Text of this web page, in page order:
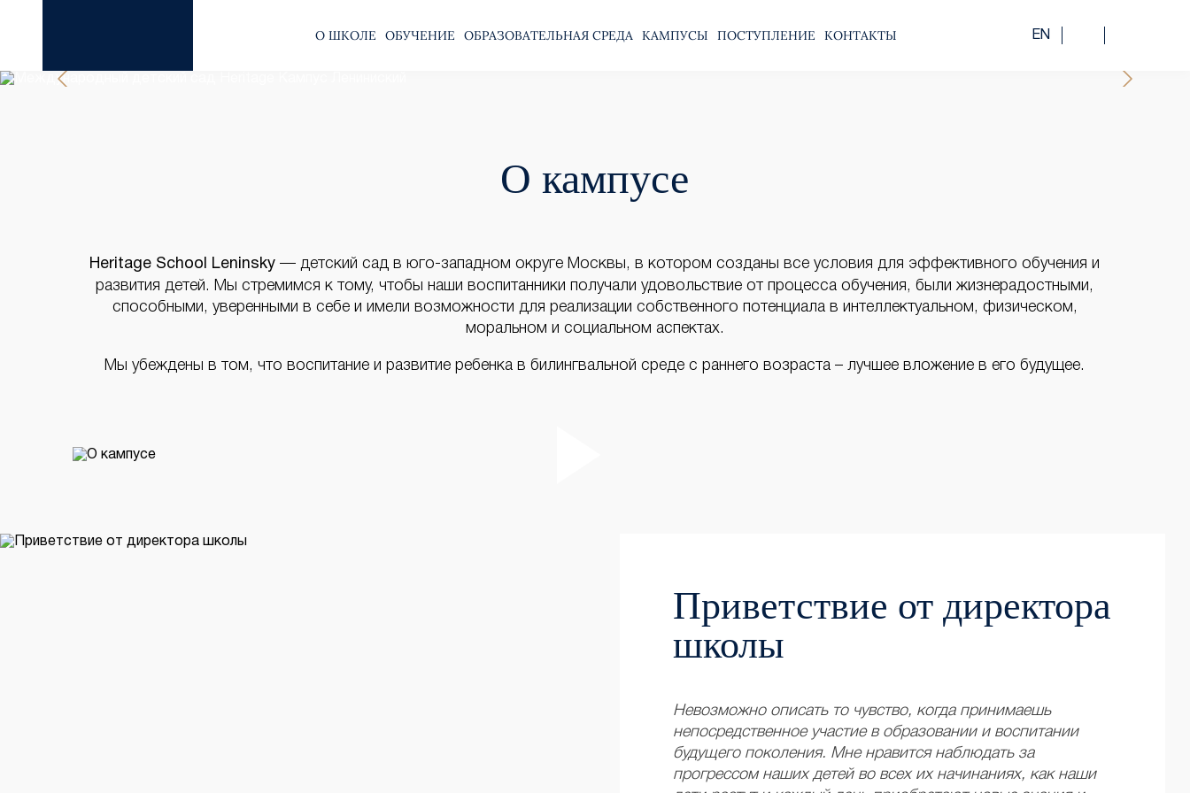
О ШКОЛЕ ОБУЧЕНИЕ ОБРАЗОВАТЕЛЬНАЯ СРЕДА КАМПУСЫ ПОСТУПЛЕНИЕ КОНТАКТЫ EN
О кампусе
Heritage School Leninsky— детский сад в юго-западном округе Москвы, в котором созданы все условия для эффективного обучения и
развития детей. Мы стремимся к тому, чтобы наши воспитанники получали удовольствие от процесса обучения, были жизнерадостными,
способными, уверенными в себе и имели возможности для реализации собственного потенциала в интеллектуальном, физическом,
моральном и социальном аспектах.
Мы убеждены в том, что воспитание и развитие ребенка в билингвальной среде с раннего возраста – лучшее вложение в его будущее.
Приветствие от директора
школы
Невозможно описать то чувство, когда принимаешь
непосредственное участие в образовании и воспитании
будущего поколения. Мне нравится наблюдать за
прогрессом наших детей во всех их начинаниях, как наши